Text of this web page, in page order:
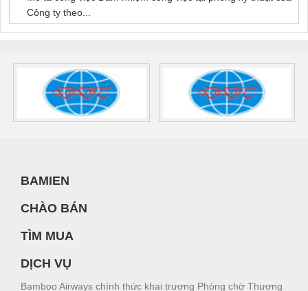
Công ty theo...
BAMIEN
CHÀO BÁN
TÌM MUA
DỊCH VỤ
Bamboo Airways chính thức khai trương Phòng chờ Thương